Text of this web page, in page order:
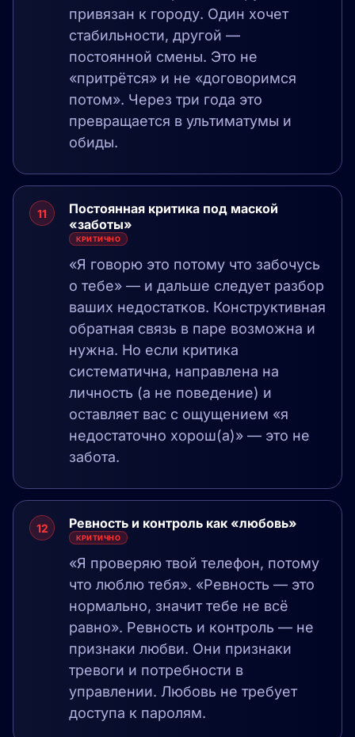
привязан к городу. Один хочет
стабильности, другой —
постоянной смены. Это не
«притрётся» и не «договоримся
потом». Через три года это
превращается в ультиматумы и
обиды.
11
Постоянная критика под маской
«заботы»
КРИТИЧНО
«Я говорю это потому что забочусь
о тебе» — и дальше следует разбор
ваших недостатков. Конструктивная
обратная связь в паре возможна и
нужна. Но если критика
систематична, направлена на
личность (а не поведение) и
оставляет вас с ощущением «я
недостаточно хорош(а)» — это не
забота.
12 Ревность и контроль как «любовь»
КРИТИЧНО
«Я проверяю твой телефон, потому
что люблю тебя». «Ревность — это
нормально, значит тебе не всё
равно». Ревность и контроль — не
признаки любви. Они признаки
тревоги и потребности в
управлении. Любовь не требует
доступа к паролям.